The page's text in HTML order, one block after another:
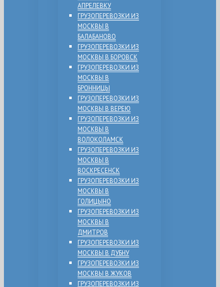
АПРЕЛЕВКУ
ГРУЗОПЕРЕВОЗКИ ИЗ
МОСКВЫ В
БАЛАБАНОВО
ГРУЗОПЕРЕВОЗКИ ИЗ
МОСКВЫ В БОРОВСК
ГРУЗОПЕРЕВОЗКИ ИЗ
МОСКВЫ В
БРОННИЦЫ
ГРУЗОПЕРЕВОЗКИ ИЗ
МОСКВЫ В ВЕРЕЮ
ГРУЗОПЕРЕВОЗКИ ИЗ
МОСКВЫ В
ВОЛОКОЛАМСК
ГРУЗОПЕРЕВОЗКИ ИЗ
МОСКВЫ В
ВОСКРЕСЕНСК
ГРУЗОПЕРЕВОЗКИ ИЗ
МОСКВЫ В
ГОЛИЦЫНО
ГРУЗОПЕРЕВОЗКИ ИЗ
МОСКВЫ В
ДМИТРОВ
ГРУЗОПЕРЕВОЗКИ ИЗ
МОСКВЫ В ДУБНУ
ГРУЗОПЕРЕВОЗКИ ИЗ
МОСКВЫ В ЖУКОВ
ГРУЗОПЕРЕВОЗКИ ИЗ